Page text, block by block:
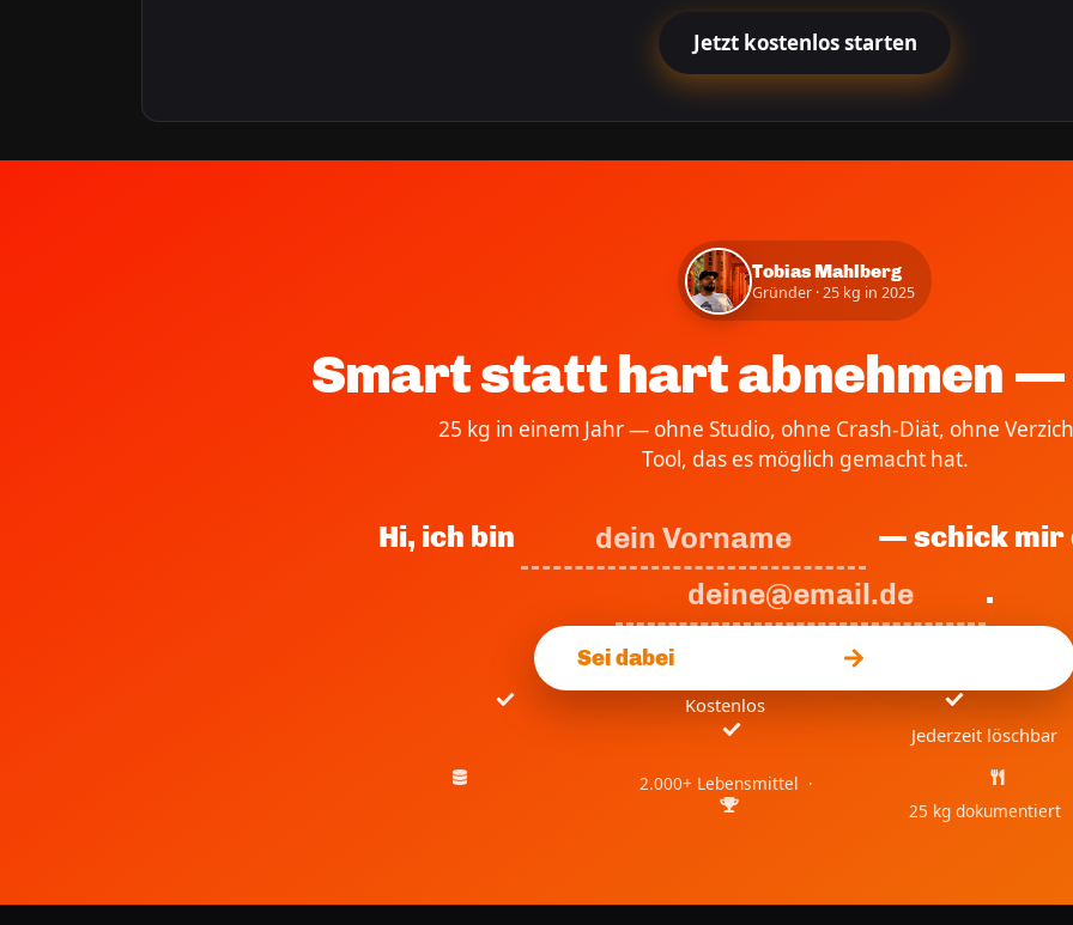
Jetzt kostenlos starten
Tobias Mahlberg
Gründer · 25 kg in 2025
Smart statt hart abnehmen —
25 kg in einem Jahr — ohne Studio, ohne Crash-Diät, ohne
Tool, das es möglich gemacht hat.
Hi, ich bin
— schick mir
.
Sei dabei
Kostenlos
Jederzeit löschbar
2.000+ Lebensmittel ·
25 kg dokumentiert